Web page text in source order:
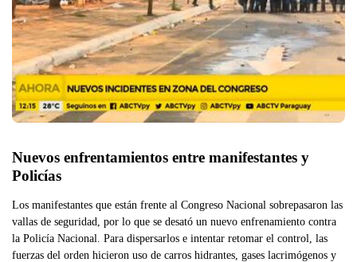
Nuevos enfrentamientos entre manifestantes y
Policías
Los manifestantes que están frente al Congreso Nacional sobrepasaron las
vallas de seguridad, por lo que se desató un nuevo enfrenamiento contra
la Policía Nacional. Para dispersarlos e intentar retomar el control, las
fuerzas del orden hicieron uso de carros hidrantes, gases lacrimógenos y